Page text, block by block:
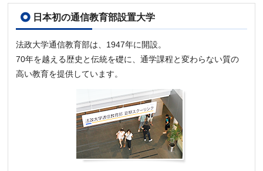
日本初の通信教育部設置大学
法政大学通信教育部は、1947年に開設。
70年を越える歴史と伝統を礎に、通学課程と変わらない質の
高い教育を提供しています。